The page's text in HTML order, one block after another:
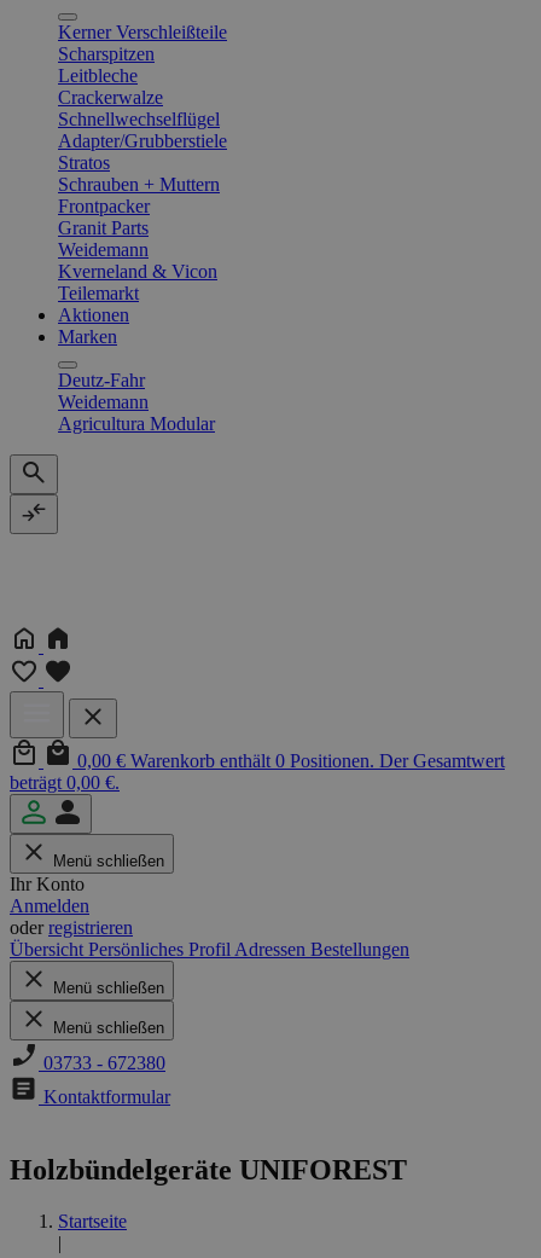
Kerner Verschleißteile
Scharspitzen
Leitbleche
Crackerwalze
Schnellwechselflügel
Adapter/Grubberstiele
Stratos
Schrauben + Muttern
Frontpacker
Granit Parts
Weidemann
Kverneland & Vicon
Teilemarkt
Aktionen
Marken
Deutz-Fahr
Weidemann
Agricultura Modular
0,00 € Warenkorb enthält 0 Positionen. Der Gesamtwert
beträgt 0,00 €.
Menü schließen
Ihr Konto
Anmelden
oderregistrieren
Übersicht Persönliches Profil Adressen Bestellungen
Menü schließen
Menü schließen
03733 - 672380
Kontaktformular
Holzbündelgeräte UNIFOREST
Startseite
|